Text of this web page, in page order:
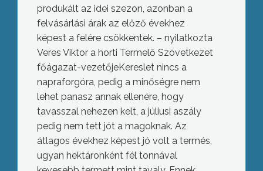
produkált az idei szezon, azonban a
felvásárlási árak az előző évekhez
képest a felére csökkentek. – nyilatkozta
Veres Viktor a horti Termelő Szövetkezet
főágazat-vezetőjeKereslet nincs a
napraforgóra, pedig a minőségre nem
lehet panasz annak ellenére, hogy
tavasszal nehezen kelt, a júliusi aszály
pedig nem tett jót a magoknak. Az
átlagos évekhez képest jó volt a termés,
ugyan hektáronként fél tonnával